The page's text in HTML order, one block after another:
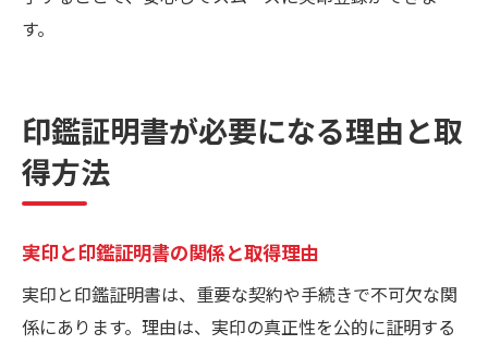
す。
印鑑証明書が必要になる理由と取
得方法
実印と印鑑証明書の関係と取得理由
実印と印鑑証明書は、重要な契約や手続きで不可欠な関
係にあります。理由は、実印の真正性を公的に証明する